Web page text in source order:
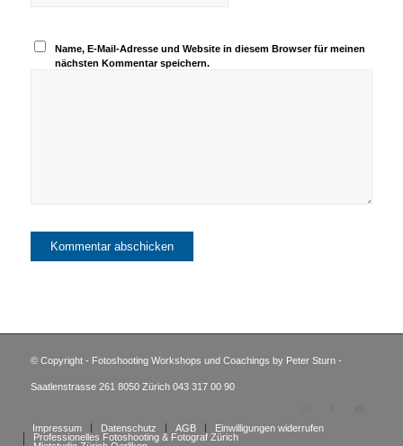
Name, E-Mail-Adresse und Website in diesem Browser für meinen
nächsten Kommentar speichern.
© Copyright - Fotoshooting Workshops und Coachings by Peter Sturn -
Saatlenstrasse 261 8050 Zürich 043 317 00 90
Impressum Datenschutz AGB
Einwilligungen widerrufen
Professionelles Fotoshooting & Fotograf Zürich